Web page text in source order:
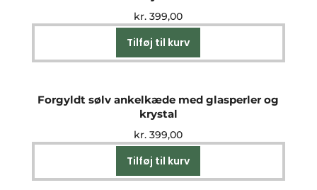
kr. 399,00
Tilføj til kurv
Forgyldt sølv ankelkæde med glasperler og
krystal
kr. 399,00
Tilføj til kurv